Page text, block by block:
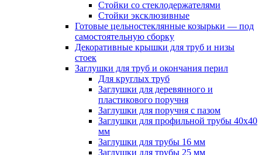
Стойки со стеклодержателями
Стойки эксклюзивные
Готовые цельностеклянные козырьки — под
самостоятельную сборку
Декоративные крышки для труб и низы
стоек
Заглушки для труб и окончания перил
Для круглых труб
Заглушки для деревянного и
пластикового поручня
Заглушки для поручня с пазом
Заглушки для профильной трубы 40х40
мм
Заглушки для трубы 16 мм
Заглушки для трубы 25 мм